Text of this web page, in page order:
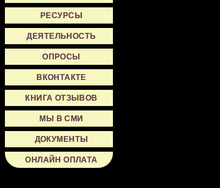
РЕСУРСЫ
ДЕЯТЕЛЬНОСТЬ
ОПРОСЫ
ВКОНТАКТЕ
КНИГА ОТЗЫВОВ
МЫ В СМИ
ДОКУМЕНТЫ
ОНЛАЙН ОПЛАТА